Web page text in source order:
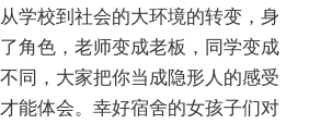
学校到社会的大环境的转变，身
角色，老师变成老板，同学变成
同，大家把你当成隐形人的感受
能体会。幸好宿舍的女孩子们对